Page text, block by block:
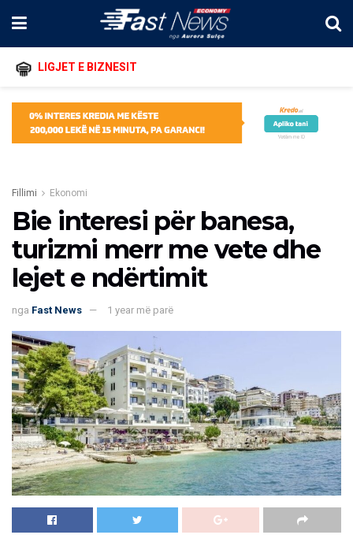
LIGJET E BIZNESIT
Fillimi Ekonomi
Bie interesi për banesa,
turizmi merr me vete dhe
lejet e ndërtimit
nga Fast News 1 year më parë